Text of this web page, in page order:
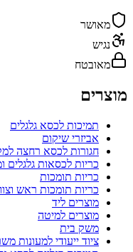
מאושר
נגיש
מאובטח
מוצרים
תמיכות לכסא גלגלים
אביזרי שיקום
חגורות לכסא רחצה
כריות לכסאות גלגלים
כריות תומכות
כריות תומכות ראש
מוצרים ליד
מוצרים למיטה
משק בית
ציוד ייעודי למעונות